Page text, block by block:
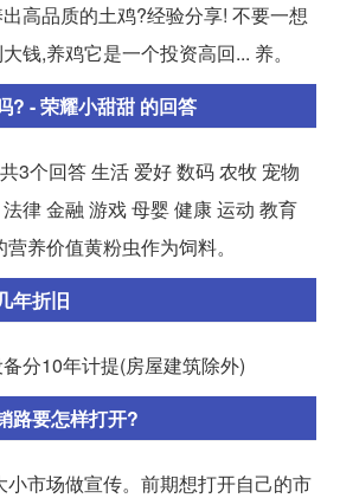
高品质的土鸡?经验分享! 不要一想
钱,养鸡它是一个投资高回... 养。
? - 荣耀小甜甜 的回答
3个回答 生活 爱好 数码 农牧 宠物
律 金融 游戏 母婴 健康 运动 教育
养价值黄粉虫作为饲料。
年折旧
分10年计提(房屋建筑除外)
路要怎样打开?
小市场做宣传。前期想打开自己的市